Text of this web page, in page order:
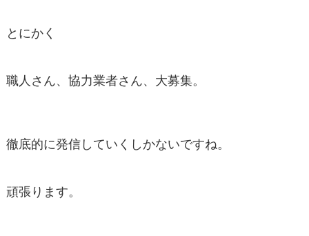
とにかく
職人さん、協力業者さん、大募集。
徹底的に発信していくしかないですね。
頑張ります。